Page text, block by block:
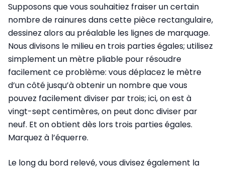
Supposons que vous souhaitiez fraiser un certain
nombre de rainures dans cette pièce rectangulaire,
dessinez alors au préalable les lignes de marquage.
Nous divisons le milieu en trois parties égales; utilisez
simplement un mètre pliable pour résoudre
facilement ce problème: vous déplacez le mètre
d’un côté jusqu’à obtenir un nombre que vous
pouvez facilement diviser par trois; ici, on est à
vingt-sept centimères, on peut donc diviser par
neuf. Et on obtient dès lors trois parties égales.
Marquez à l’équerre.
Le long du bord relevé, vous divisez également la